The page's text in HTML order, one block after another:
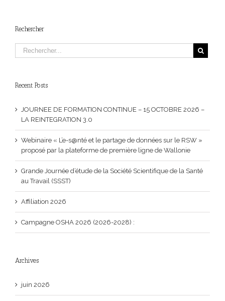
Rechercher
Recent Posts
JOURNEE DE FORMATION CONTINUE – 15 OCTOBRE 2026 –
LA REINTEGRATION 3.0
Webinaire « L’e-s@nté et le partage de données sur le RSW »
proposé par la plateforme de première ligne de Wallonie
Grande Journée d’étude de la Société Scientifique de la Santé
au Travail (SSST)
Affiliation 2026
Campagne OSHA 2026 (2026-2028) :
Archives
juin 2026